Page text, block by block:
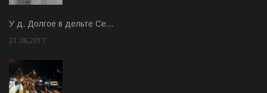
У д. Долгое в дельте Се…
21.08.2017